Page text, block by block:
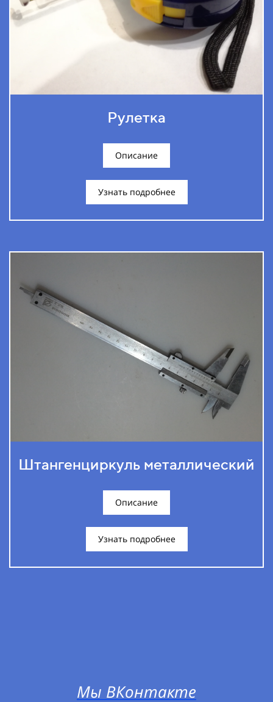
Рулетка
Описание
Узнать подробнее
Штангенциркуль металлический
Описание
Узнать подробнее
Мы ВКонтакте